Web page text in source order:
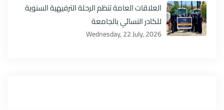
العلاقات العامة تنظم الرحلة الترفيهية السنوية
للكادر النسائي بالجامعة
Wednesday, 22 July, 2026